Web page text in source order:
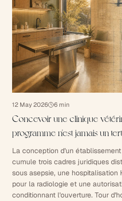
12 May 2026 6 min
Concevoir une clinique
programme n'est jamais un
La conception d'un
cumule trois cadres juridiques
sous asepsie, une hospitalisation
pour la radiologie et une
conditionnant l'ouverture. Tour